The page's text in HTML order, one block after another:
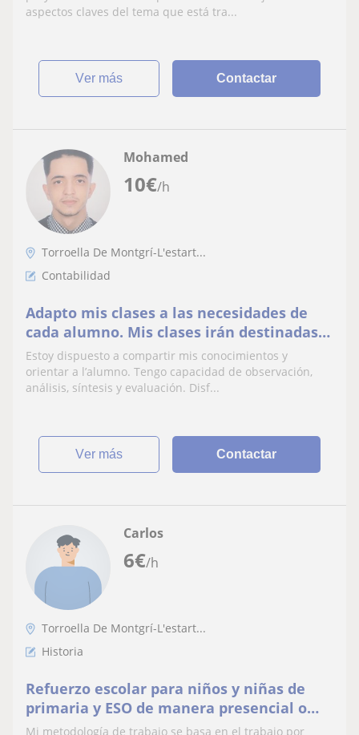
aspectos claves del tema que está tra...
ver más Contactar
10€/h
Mohamed
Torroella De Montgrí-L'estart...
Contabilidad
Adapto mis clases a las necesidades de
cada alumno. Mis clases irán destinadas a
alumnos de primaria, ESO, bachillerato y
ciclos formativos.
Estoy dispuesto a compartir mis conocimientos y
orientar a l’alumno. Tengo capacidad de observación,
análisis, síntesis y evaluación. Disf...
ver más Contactar
6€/h
Carlos
Torroella De Montgrí-L'estart...
Historia
Refuerzo escolar para niños y niñas de
primaria y ESO de manera presencial o
online
Mi metodología de trabajo se basa en el trabajo por